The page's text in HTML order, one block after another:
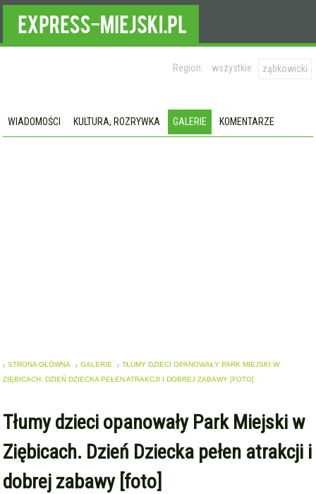
Region: wszystkie ząbkowicki
WIADOMOŚCI KULTURA, ROZRYWKA GALERIE KOMENTARZE
STRONA GŁÓWNA GALERIE
TŁUMY DZIECI OPANOWAŁY PARK MIEJSKI W
ZIĘBICACH. DZIEŃ DZIECKA PEŁEN ATRAKCJI I DOBREJ ZABAWY [FOTO]
Tłumy dzieci opanowały Park Miejski w
Ziębicach. Dzień Dziecka pełen atrakcji i
dobrej zabawy [foto]